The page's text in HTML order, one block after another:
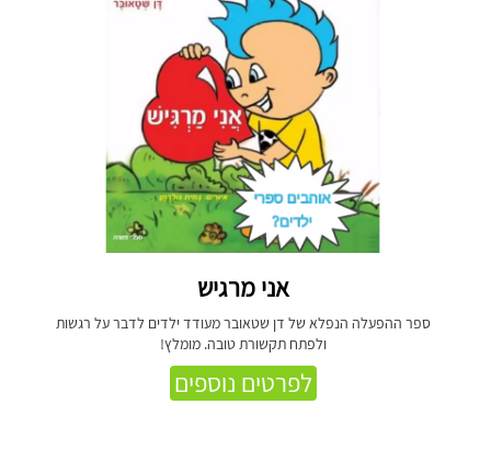
אני מרגיש
ספר ההפעלה הנפלא של דן שטאובר מעודד ילדים לדבר על רגשות
ולפתח תקשורת טובה. מומלץ!
לפרטים נוספים